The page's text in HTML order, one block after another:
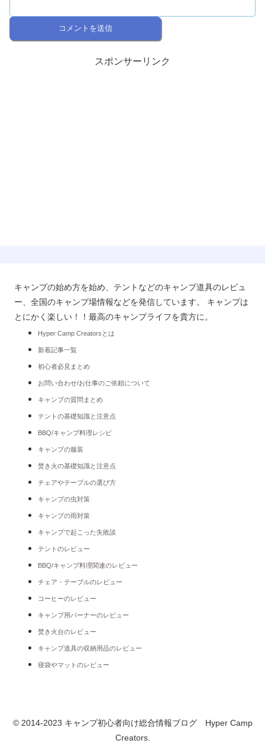
スポンサーリンク
キャンプの始め方を始め、テントなどのキャンプ道具のレビュ
ー、全国のキャンプ場情報などを発信しています。 キャンプは
とにかく楽しい！！最高のキャンプライフを貴方に。
Hyper Camp Creatorsとは
新着記事一覧
初心者必見まとめ
お問い合わせ/お仕事のご依頼について
キャンプの質問まとめ
テントの基礎知識と注意点
BBQ/キャンプ料理レシピ
キャンプの服装
焚き火の基礎知識と注意点
チェアやテーブルの選び方
キャンプの虫対策
キャンプの雨対策
キャンプで起こった失敗談
テントのレビュー
BBQ/キャンプ料理関連のレビュー
チェア・テーブルのレビュー
コーヒーのレビュー
キャンプ用バーナーのレビュー
焚き火台のレビュー
キャンプ道具の収納用品のレビュー
寝袋やマットのレビュー
© 2014-2023 キャンプ初心者向け総合情報ブログ Hyper Camp
Creators.